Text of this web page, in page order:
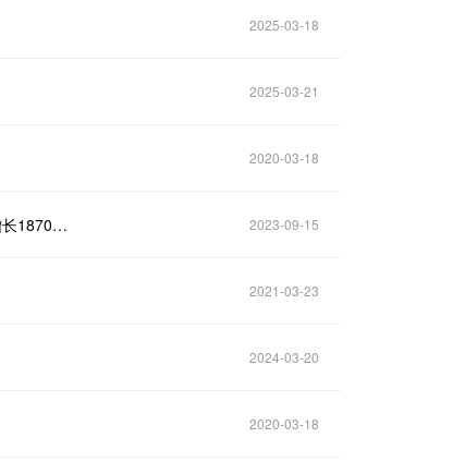
2025-03-18
2025-03-21
2020-03-18
量子之歌(QSG.US)公布2023财年Q4财报，经调整后净利润同比大幅增长1870.6% 2023-09-15
2021-03-23
2024-03-20
2020-03-18